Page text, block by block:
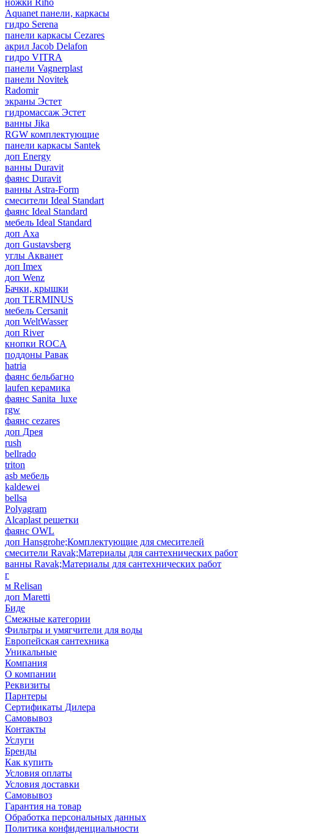
ножки Riho
Aquanet панели, каркасы
гидро Serena
панели каркасы Cezares
акрил Jacob Delafon
гидро VITRA
панели Vagnerplast
панели Novitek
Radomir
экраны Эстет
гидромассаж Эстет
ванны Jika
RGW комплектующие
панели каркасы Santek
доп Energy
ванны Duravit
фаянс Duravit
ванны Astra-Form
смесители Ideal Standart
фаянс Ideal Standard
мебель Ideal Standard
доп Axa
доп Gustavsberg
углы Акванет
доп Imex
доп Wenz
Бачки, крышки
доп TERMINUS
мебель Cersanit
доп WeltWasser
доп River
кнопки ROCA
поддоны Равак
hatria
фаянс бельбагно
laufen керамика
фаянс Sanita_luxe
rgw
фаянс cezares
доп Дрея
rush
bellrado
triton
asb мебель
kaldewei
bellsa
Polyagram
Alcaplast решетки
фаянс OWL
доп Hansgrohe;Комплектующие для смесителей
смесители Ravak;Материалы для сантехнических работ
ванны Ravak;Материалы для сантехнических работ
г
м Relisan
доп Maretti
Биде
Смежные категории
Фильтры и умягчители для воды
Европейская сантехника
Уникальные
Компания
О компании
Реквизиты
Парнтеры
Сертификаты Дилера
Самовывоз
Контакты
Услуги
Бренды
Как купить
Условия оплаты
Условия доставки
Самовывоз
Гарантия на товар
Обработка персональных данных
Политика конфиденциальности